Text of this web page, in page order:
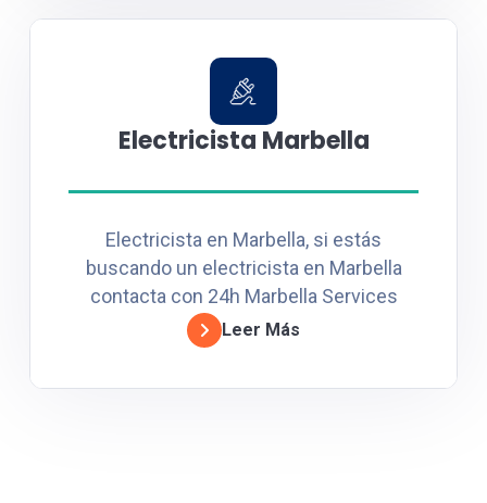
Electricista Marbella
Electricista en Marbella, si estás
buscando un electricista en Marbella
contacta con 24h Marbella Services
Leer Más